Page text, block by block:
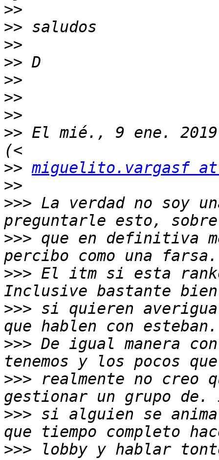
>>
>>
>>
>>
>>
>>
>>
>> El mié., 9 ene.
>> miguelito.vargasf at
>>
>>> La verdad no soy
>>> que en definitiva
>>> El itm si esta
>>> si quieren
>>> De igual manera
>>> realmente no creo
>>> si alguien se
>>> lobby y hablar